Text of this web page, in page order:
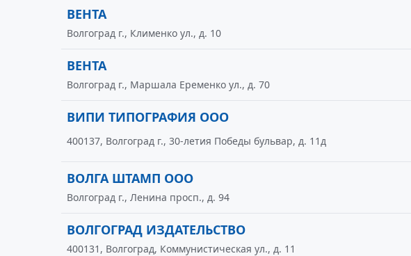
ВЕНТА
Волгоград г., Клименко ул., д. 10
ВЕНТА
Волгоград г., Маршала Еременко ул., д. 70
ВИПИ ТИПОГРАФИЯ ООО
400137, Волгоград г., 30-летия Победы бульвар, д. 11д
ВОЛГА ШТАМП ООО
Волгоград г., Ленина просп., д. 94
ВОЛГОГРАД ИЗДАТЕЛЬСТВО
400131, Волгоград, Коммунистическая ул., д. 11